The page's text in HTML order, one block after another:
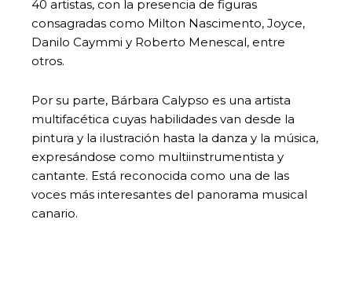
40 artistas, con la presencia de figuras
consagradas como Milton Nascimento, Joyce,
Danilo Caymmi y Roberto Menescal, entre
otros.
Por su parte, Bárbara Calypso es una artista
multifacética cuyas habilidades van desde la
pintura y la ilustración hasta la danza y la música,
expresándose como multiinstrumentista y
cantante. Está reconocida como una de las
voces más interesantes del panorama musical
canario.